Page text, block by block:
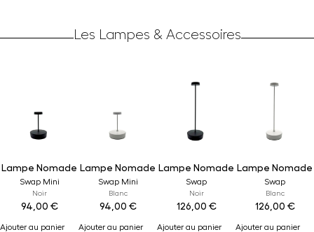
Les Lampes & Accessoires
Lampe Nomade
Swap Mini
Noir
94,00 €
Ajouter au panier
Lampe Nomade
Swap Mini
Blanc
94,00 €
Ajouter au panier
Lampe Nomade
Swap
Noir
126,00 €
Ajouter au panier
Lampe Nomade
Swap
Blanc
126,00 €
Ajouter au panier